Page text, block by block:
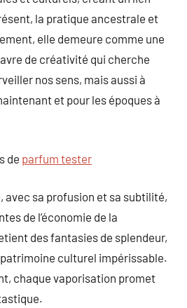
la pratique ancestrale et
elle demeure comme une
de créativité qui cherche
nos sens, mais aussi à
et pour les époques à
de parfum tester
avec sa profusion et sa subtilité,
de l’économie de la
des fantasies de splendeur,
culturel impérissable.
chaque vaporisation promet